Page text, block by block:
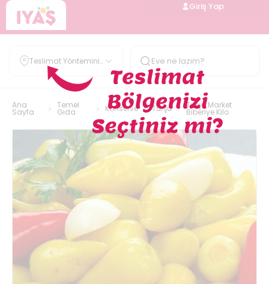
Giriş Yap
Teslimat Yöntemini
Belirle
Ana
Sayfa
Temel
Gıda Konserve Turşu Turşu Market
Biberiye Kilo